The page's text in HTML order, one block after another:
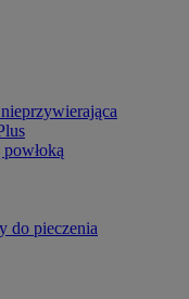
do pieczenia